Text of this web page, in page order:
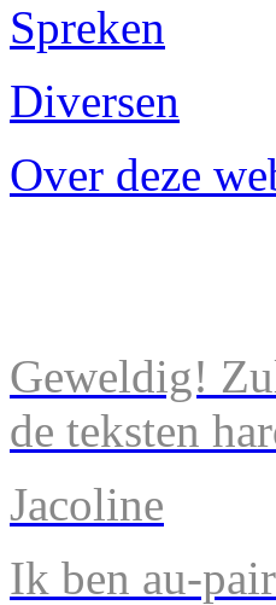
Spreken
Diversen
Over deze
Geweldig!
de teksten
Jacoline
Ik ben au-